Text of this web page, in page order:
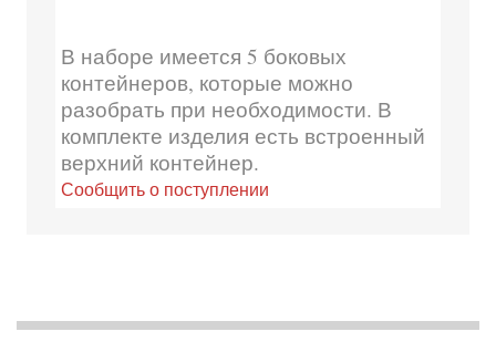
В наборе имеется 5 боковых
контейнеров, которые можно
разобрать при необходимости. В
комплекте изделия есть встроенный
верхний контейнер.
Сообщить о поступлении